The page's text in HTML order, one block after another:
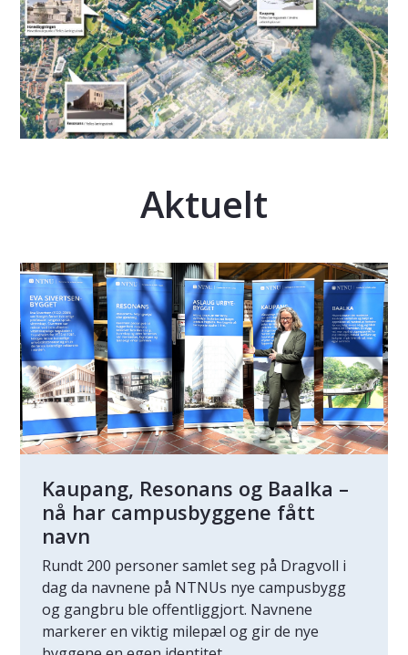
Aktuelt
Kaupang, Resonans og Baalka –
nå har campusbyggene fått
navn
Rundt 200 personer samlet seg på Dragvoll i
dag da navnene på NTNUs nye campusbygg
og gangbru ble offentliggjort. Navnene
markerer en viktig milepæl og gir de nye